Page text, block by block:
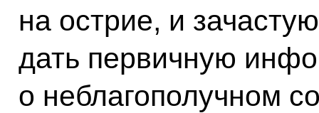
на острие, и
дать первичную
о неблагополучном